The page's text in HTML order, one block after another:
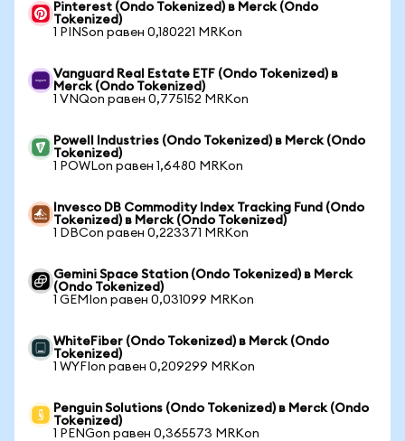
Pinterest (Ondo Tokenized) в Merck (Ondo
Tokenized)
1 PINSon равен 0,180221 MRKon
Vanguard Real Estate ETF (Ondo Tokenized) в
Merck (Ondo Tokenized)
1 VNQon равен 0,775152 MRKon
Powell Industries (Ondo Tokenized) в Merck (Ondo
Tokenized)
1 POWLon равен 1,6480 MRKon
Invesco DB Commodity Index Tracking Fund (Ondo
Tokenized) в Merck (Ondo Tokenized)
1 DBCon равен 0,223371 MRKon
Gemini Space Station (Ondo Tokenized) в Merck
(Ondo Tokenized)
1 GEMIon равен 0,031099 MRKon
WhiteFiber (Ondo Tokenized) в Merck (Ondo
Tokenized)
1 WYFIon равен 0,209299 MRKon
Penguin Solutions (Ondo Tokenized) в Merck (Ondo
Tokenized)
1 PENGon равен 0,365573 MRKon